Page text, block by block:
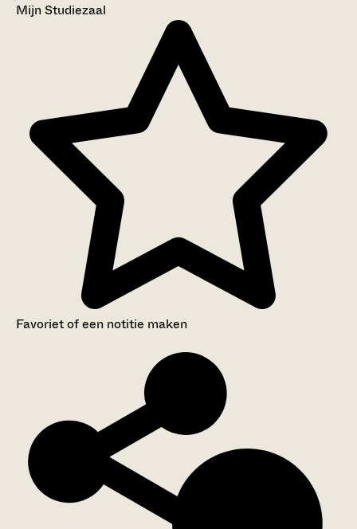
Mijn Studiezaal
Favoriet of een notitie maken